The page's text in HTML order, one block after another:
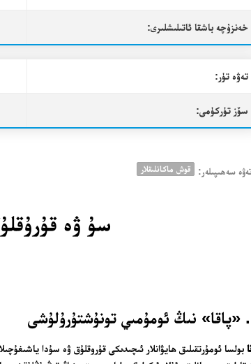
خەنزۇچە باشقا ئاتىلىشلىرى:
تەۋە تۈر:
سۆز تۈركۈمى:
سەھىپىلەر: قوش ماكانلىقلار
سۇ ۋە